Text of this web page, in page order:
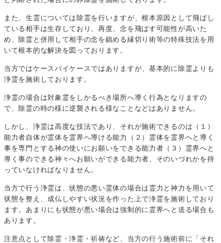
また、生霊については除霊を行いますが、根本原因として飛ばし
ている相手は生存しており、再度、念を飛ばす可能性が高いた
め、除霊と併用して相手の念を鎮める縁切り術等の特殊技法を用
いて根本的な解決を図っております。
当方ではケースバイケースではありますが、基本的に除霊よりも
浄霊を施術しております。
浄霊の場合は対象霊をしかるべき場所へ導く行為となりますの
で、除霊の時の様に逆襲される様なことなどはありません。
しかし、浄霊は高度な技法であり、それが施術できるのは（１）
能力者自体が霊体を霊界へ導ける能力（２）霊体を霊界へと導く
事を専門とする神の使いにお願いをできる能力者（３）霊界へと
導く事のできる神々へお願いができる能力者、そのいづれかを持
っていなければなりません。
当方で行う浄霊は、状態の悪い霊体の場合は霊力と神力を用いて
状態を整え、成仏しやすい状況を作った上で浄霊を施術しており
ます。あまりにも状態が悪い場合は強制的に霊界へと送る場合も
あります。
注意点として除霊・浄霊・祈祷など、当方の行う施術前に「それ